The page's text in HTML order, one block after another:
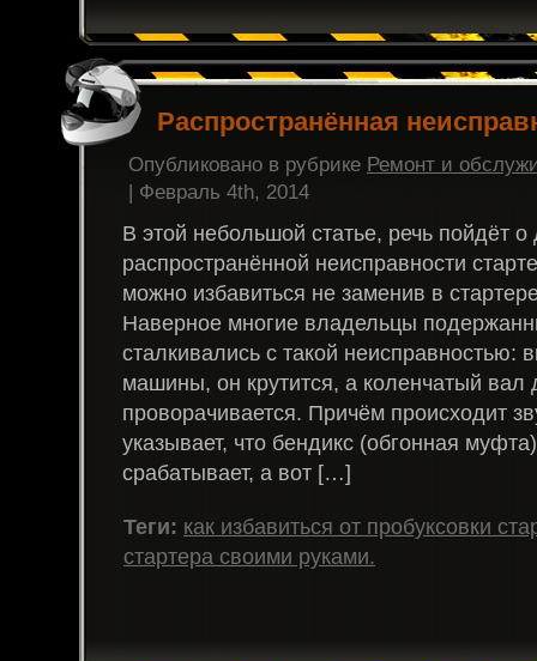
Распространённая
Опубликовано в рубрике Ремонт и
| Февраль 4th, 2014
В этой небольшой статье, речь пойдёт о
распространённой неисправности
можно избавиться не заменив в
Наверное многие владельцы
сталкивались с такой неисправностью:
машины, он крутится, а коленчатый вал
проворачивается. Причём происходит
указывает, что бендикс (обгонная
срабатывает, а вот […]
Теги: как избавиться от пробуксовки
стартера своими руками.